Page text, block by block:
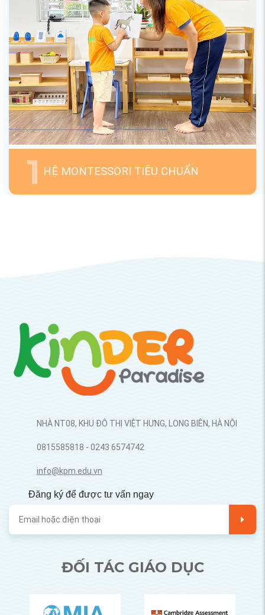
1 HỆ MONTESSORI TIÊU CHUẨN
NHÀ NT08, KHU ĐÔ THỊ VIỆT HƯNG, LONG BIÊN, HÀ NỘI
0815585818 - 0243 6574742
info@kpm.edu.vn
Đăng ký để được tư vấn ngay
ĐỐI TÁC GIÁO DỤC